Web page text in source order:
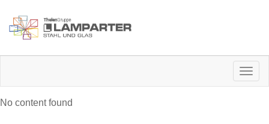
No content found